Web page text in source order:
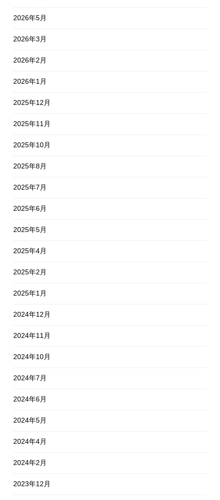
2026年5月
2026年3月
2026年2月
2026年1月
2025年12月
2025年11月
2025年10月
2025年8月
2025年7月
2025年6月
2025年5月
2025年4月
2025年2月
2025年1月
2024年12月
2024年11月
2024年10月
2024年7月
2024年6月
2024年5月
2024年4月
2024年2月
2023年12月